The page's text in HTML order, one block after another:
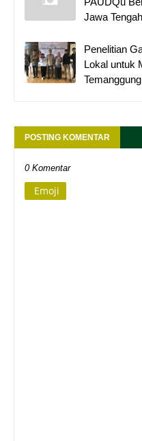
Jawa Tengah
Penelitian
Lokal untuk
Temanggung
POSTING KOMENTAR
0 Komentar
Emoji